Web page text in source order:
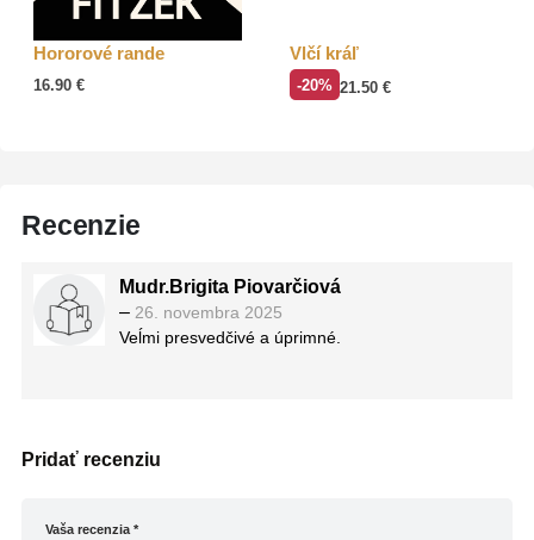
Hororové rande
16.90€
Vlčí kráľ
-20% 21.50€
Recenzie
Mudr.Brigita Piovarčiová
– 26. novembra 2025
Veĺmi presvedčivé a úprimné.
Pridať recenziu
Vaša recenzia*